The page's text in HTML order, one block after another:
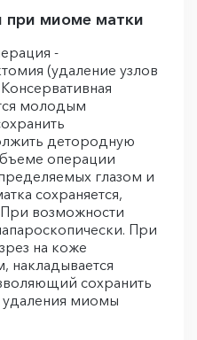
при миоме матки
-
(удаление узлов
молодым
детородную
операции
глазом и
сохраняется,
возможности
При
на коже
накладывается
сохранить
удаления миомы